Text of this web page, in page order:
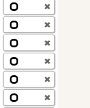
✖
✖
✖
✖
✖
✖